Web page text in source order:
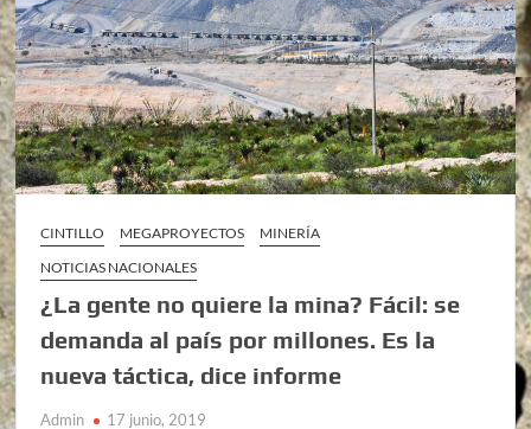
CINTILLO MEGAPROYECTOS
MINERÍA
NOTICIAS NACIONALES
¿La gente no quiere la mina? Fácil: se
demanda al país por millones. Es la
nueva táctica, dice informe
Admin 17 junio, 2019